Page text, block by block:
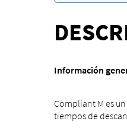
Información
Compliant M es
tiempos de